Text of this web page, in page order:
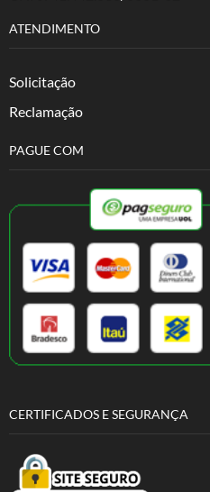
ATENDIMENTO
Solicitação
Reclamação
PAGUE COM
CERTIFICADOS E SEGURANÇA